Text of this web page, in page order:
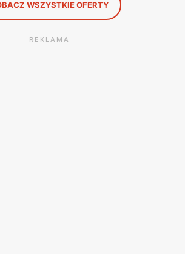
WSZYSTKIE OFERTY
REKLAMA